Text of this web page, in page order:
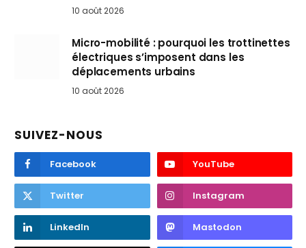
10 août 2026
Micro-mobilité : pourquoi les trottinettes
électriques s’imposent dans les
déplacements urbains
10 août 2026
SUIVEZ-NOUS
Facebook YouTube
Twitter Instagram
LinkedIn Mastodon